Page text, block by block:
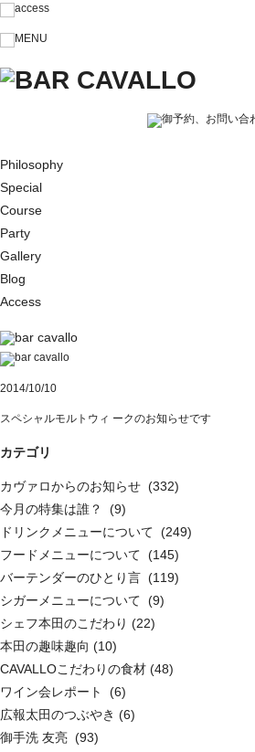
Philosophy
Special
Course
Party
Gallery
Blog
Access
2014/10/10
スペシャルモルトウィ ークのお知らせです
カテゴリ
カヴァロからのお知らせ (332)
今月の特集は誰？ (9)
ドリンクメニューについて (249)
フードメニューについて (145)
バーテンダーのひとり言 (119)
シガーメニューについて (9)
シェフ本田のこだわり (22)
本田の趣味趣向 (10)
CAVALLOこだわりの食材 (48)
ワイン会レポート (6)
広報太田のつぶやき (6)
御手洗 友亮 (93)